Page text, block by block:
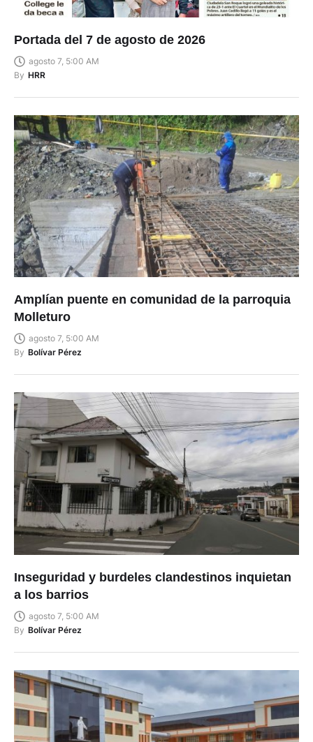
Portada del 7 de agosto de 2026
agosto 7, 5:00 AM
By HRR
Amplían puente en comunidad de la parroquia
Molleturo
agosto 7, 5:00 AM
By Bolívar Pérez
Inseguridad y burdeles clandestinos inquietan
a los barrios
agosto 7, 5:00 AM
By Bolívar Pérez